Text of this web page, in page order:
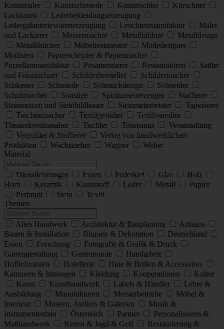
Kunstmaler
Kunstschmiede Kunsttischler
Kürschner
Lackkunst
Lederbekleidungserzeugung
Ledergalanteriewarenerzeugung
Leuchtenmanufaktur
Maler
und Lackierer
Messermacher Metallbildner
Metalldesign
Metalldrücker
Möbelrestaurator
Modedesigner
Modisten
Papierschöpfer & Papiermacher
Porzellanmanufaktur
Posamentierer Restauratoren
Sattler
und Feintäschner
Schilderhersteller
Schildermacher
Schlosser
Schmiede Schmuckdesign
Schneider
Schuhmacher
Sonstige Spirituosenerzeuger
Staffierer
Steinmetzen und Steinbildhauer
Steinmetzmeister
Tapezierer
Taschenmacher
Textilgestalter
Textilveredler
Theaterkostümnäher
Tischler Tourismus
Veranstaltung
Vergolder & Staffierer
Verlag von handwerklichen
Produkten
Wachszieher Wagner
Weber
Material
Dienstleistungen Essen Federkiel Glas
Holz
Horn
Keramik Kunststoff Leder Metall
Papier
Perlmutt
Stein
Textil
Themen
Altes Handwerk Architektur & Bauplanung
Artisans
Bauen & Installation
Blumen & Dekoration
Deutschland
Essen
Forschung
Fotografie & Grafik & Druck
Gartengestaltung
Gastronomie
Handarbeit
Hoflieferanten
Hotellerie
Hüte & Brillen & Accessoires
Kammern & Innungen
Kleidung Kooperationen
Kultur
Kunst
Kunsthandwerk Labels & Händler
Lehre &
Ausbildung
Manufakturen Meisterbetriebe
Möbel &
Interieur
Museen, Ateliers & Galerien
Musik &
Instrumentenbau
Österreich Partner
Personalisieren &
Maßhandwerk
Reiten & Jagd & Golf
Restaurierung &